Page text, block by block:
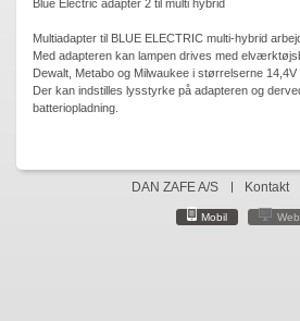
Blue Electric adapter 2 til multi hybrid
Multiadapter til BLUE ELECTRIC multi-hybrid
Med adapteren kan lampen drives med
Dewalt, Metabo og Milwaukee i størrelserne 14,4V
Der kan indstilles lysstyrke på adapteren og
batteriopladning.
DAN ZAFE A/S Kontakt
Mobil Web